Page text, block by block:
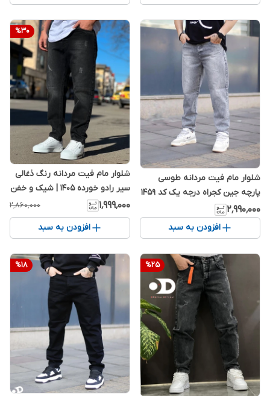
شلوار مام فیت مردانه طوسی
پارچه جین کجراه درجه یک کد 1459
۲٬۹۹۰٬۰۰۰
افزودن به سبد
%30
شلوار مام فیت مردانه رنگ ذغالی
سیر رادو خورده 1405 | شیک و خفن
کد 1841
۱٬۹۹۹٬۰۰۰ ۲٬۸۶۰٬۰۰۰
افزودن به سبد
%25
%18